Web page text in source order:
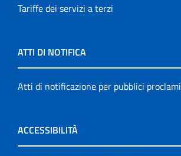
Tariffe dei servizi a terzi
ATTI DI NOTIFICA
Atti di notificazione per pubblici proclami
ACCESSIBILITÀ